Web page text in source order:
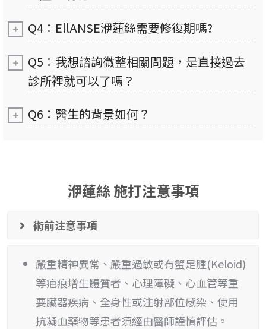
Q4：EllANSE洢蓮絲需要修復期嗎?
Q5：我想諮詢微整相關問題，是直接過去
診所裡就可以了嗎？
Q6：醫生的背景如何？
洢蓮絲 施打注意事項
術前注意事項
嚴重精神異常、嚴重過敏或有蟹足腫(Keloid)
等疤痕增生體質者、心理障礙、心血管等重
要臟器疾病、全身性或注射部位感染、使用
抗凝血藥物等患者須經由醫師謹慎評估。